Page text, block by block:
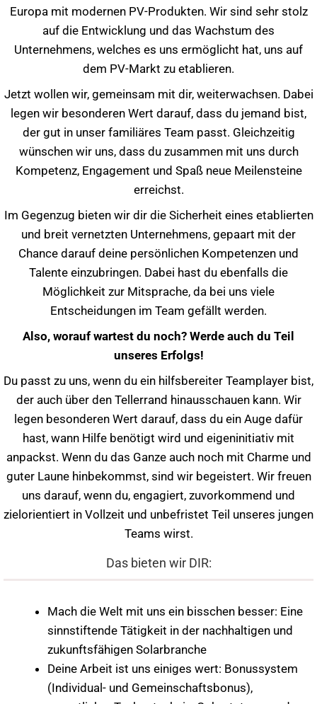
Europa mit modernen PV-Produkten. Wir sind sehr stolz
auf die Entwicklung und das Wachstum des
Unternehmens, welches es uns ermöglicht hat, uns auf
dem PV-Markt zu etablieren.
Jetzt wollen wir, gemeinsam mit dir, weiterwachsen. Dabei
legen wir besonderen Wert darauf, dass du jemand bist,
der gut in unser familiäres Team passt. Gleichzeitig
wünschen wir uns, dass du zusammen mit uns durch
Kompetenz, Engagement und Spaß neue Meilensteine
erreichst.
Im Gegenzug bieten wir dir die Sicherheit eines etablierten
und breit vernetzten Unternehmens, gepaart mit der
Chance darauf deine persönlichen Kompetenzen und
Talente einzubringen. Dabei hast du ebenfalls die
Möglichkeit zur Mitsprache, da bei uns viele
Entscheidungen im Team gefällt werden.
Also, worauf wartest du noch? Werde auch du Teil
unseres Erfolgs!
Du passt zu uns, wenn du ein hilfsbereiter Teamplayer bist,
der auch über den Tellerrand hinausschauen kann. Wir
legen besonderen Wert darauf, dass du ein Auge dafür
hast, wann Hilfe benötigt wird und eigeninitiativ mit
anpackst. Wenn du das Ganze auch noch mit Charme und
guter Laune hinbekommst, sind wir begeistert. Wir freuen
uns darauf, wenn du, engagiert, zuvorkommend und
zielorientiert in Vollzeit und unbefristet Teil unseres jungen
Teams wirst.
Das bieten wir DIR:
Mach die Welt mit uns ein bisschen besser: Eine
sinnstiftende Tätigkeit in der nachhaltigen und
zukunftsfähigen Solarbranche
Deine Arbeit ist uns einiges wert: Bonussystem
(Individual- und Gemeinschaftsbonus),